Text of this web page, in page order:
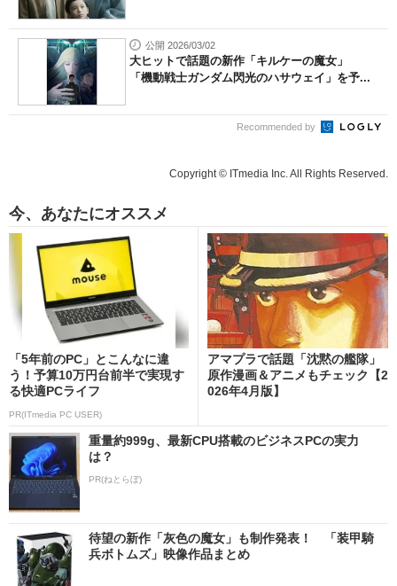
公開 2026/03/02
大ヒットで話題の新作「キルケーの魔女」
「機動戦士ガンダム閃光のハサウェイ」を予...
Recommended by
Copyright © ITmedia Inc. All Rights Reserved.
今、あなたにオススメ
「5年前のPC」とこんなに違
う！予算10万円台前半で実現す
る快適PCライフ
PR(ITmedia PC USER)
アマプラで話題「沈黙の艦隊」
原作漫画＆アニメもチェック【2
026年4月版】
重量約999g、最新CPU搭載のビジネスPCの実力
は？
PR(ねとらぼ)
待望の新作「灰色の魔女」も制作発表！ 「装甲騎
兵ボトムズ」映像作品まとめ